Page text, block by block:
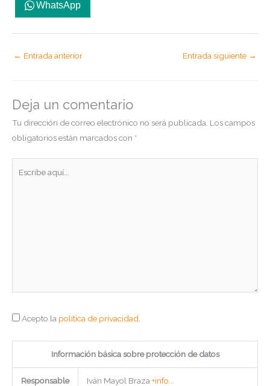
WhatsApp
← Entrada anterior Entrada siguiente →
Deja un comentario
Tu dirección de correo electrónico no será publicada. Los campos
obligatorios están marcados con *
Acepto la política de privacidad
Información básica sobre protección de datos
Responsable Iván Mayol Braza +info...